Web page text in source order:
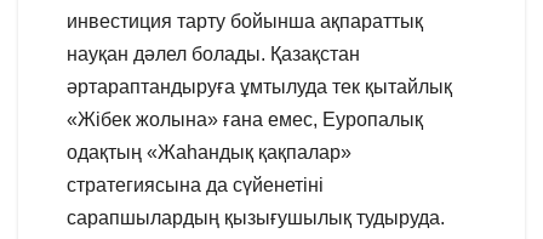
инвестиция тарту бойынша ақпараттық
науқан дәлел болады. Қазақстан
әртараптандыруға ұмтылуда тек қытайлық
«Жібек жолына» ғана емес, Еуропалық
одақтың «Жаһандық қақпалар»
стратегиясына да сүйенетіні
сарапшылардың қызығушылық тудыруда.